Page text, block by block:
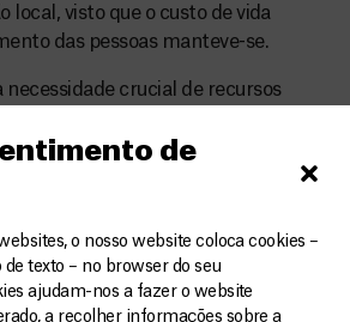
de
o nosso website coloca cookies –
texto – no browser do seu
ajudam-nos a fazer o website
a recolher informações sobre a
local, visto que o custo de vida
das pessoas manteve-se.
crucial de recursos
do Chade.
internacional a fornecer
de saúde e serviços de proteção
que fogem da violência